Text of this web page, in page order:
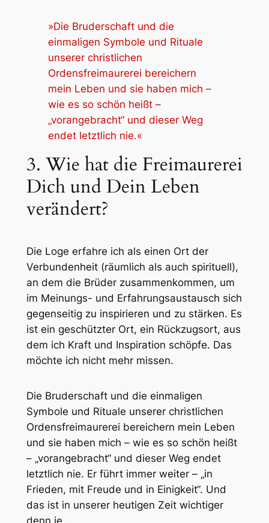
»Die Bruderschaft und die
einmaligen Symbole und Rituale
unserer christlichen
Ordensfreimaurerei bereichern
mein Leben und sie haben mich –
wie es so schön heißt –
„vorangebracht“ und dieser Weg
endet letztlich nie.«
3. Wie hat die Freimaurerei
Dich und Dein Leben
verändert?
Die Loge erfahre ich als einen Ort der
Verbundenheit (räumlich als auch spirituell),
an dem die Brüder zusammenkommen, um
im Meinungs- und Erfahrungsaustausch sich
gegenseitig zu inspirieren und zu stärken. Es
ist ein geschützter Ort, ein Rückzugsort, aus
dem ich Kraft und Inspiration schöpfe. Das
möchte ich nicht mehr missen.
Die Bruderschaft und die einmaligen
Symbole und Rituale unserer christlichen
Ordensfreimaurerei bereichern mein Leben
und sie haben mich – wie es so schön heißt
– „vorangebracht“ und dieser Weg endet
letztlich nie. Er führt immer weiter – „in
Frieden, mit Freude und in Einigkeit“. Und
das ist in unserer heutigen Zeit wichtiger